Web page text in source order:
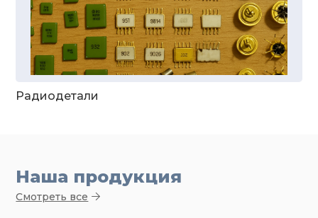
Радиодетали
Наша продукция
Смотреть все